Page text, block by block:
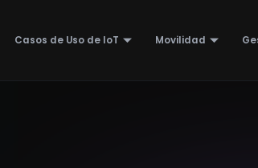
Casos de Uso de IoT Movilidad